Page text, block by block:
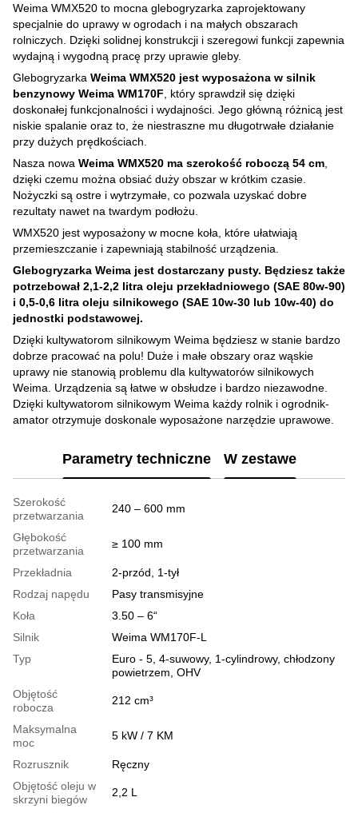
Weima WMX520 to mocna glebogryzarka zaprojektowany
specjalnie do uprawy w ogrodach i na małych obszarach
rolniczych. Dzięki solidnej konstrukcji i szeregowi funkcji zapewnia
wydajną i wygodną pracę przy uprawie gleby.
Glebogryzarka Weima WMX520 jest wyposażona w silnik
benzynowy Weima WM170F , który sprawdził się dzięki
doskonałej funkcjonalności i wydajności. Jego główną różnicą jest
niskie spalanie oraz to, że niestraszne mu długotrwałe działanie
przy dużych prędkościach.
Nasza nowa Weima WMX520 ma szerokość roboczą 54 cm
dzięki czemu można obsiać duży obszar w krótkim czasie.
Nożyczki są ostre i wytrzymałe, co pozwala uzyskać dobre
rezultaty nawet na twardym podłożu.
WMX520 jest wyposażony w mocne koła, które ułatwiają
przemieszczanie i zapewniają stabilność urządzenia.
Glebogryzarka Weima jest dostarczany pusty. Będziesz także
potrzebował 2,1-2,2 litra oleju przekładniowego (SAE 80w-90)
i 0,5-0,6 litra oleju silnikowego (SAE 10w-30 lub 10w-40) do
jednostki podstawowej.
Dzięki kultywatorom silnikowym Weima będziesz w stanie bardzo
dobrze pracować na polu! Duże i małe obszary oraz wąskie
uprawy nie stanowią problemu dla kultywatorów silnikowych
Weima. Urządzenia są łatwe w obsłudze i bardzo niezawodne.
Dzięki kultywatorom silnikowym Weima każdy rolnik i ogrodnik-
amator otrzymuje doskonale wyposażone narzędzie uprawowe.
Parametry techniczne W zestawe
Szerokość
przetwarzania
240 – 600 mm
Głębokość
przetwarzania
≥ 100 mm
Przekładnia
2-przód, 1-tył
Rodzaj napędu
Pasy transmisyjne
Koła
3.50 – 6“
Silnik
Weima WM170F-L
Typ
Euro - 5, 4-suwowy, 1-cylindrowy, chłodzony
powietrzem, OHV
Objętość
robocza
212 cm³
Maksymalna
moc
5 kW / 7 KM
Rozrusznik
Ręczny
Objętość oleju w
skrzyni biegów
2,2 L